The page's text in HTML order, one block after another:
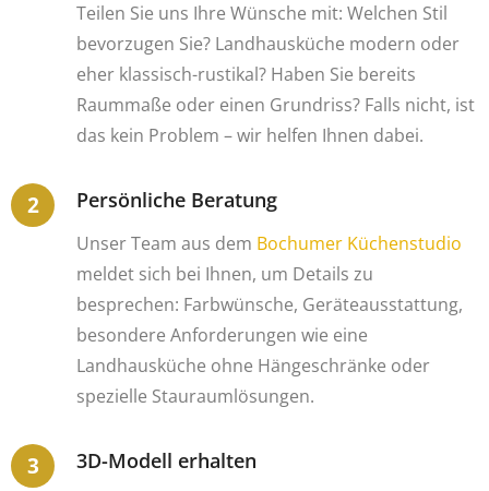
Teilen Sie uns Ihre Wünsche mit: Welchen Stil
bevorzugen Sie? Landhausküche modern oder
eher klassisch-rustikal? Haben Sie bereits
Raummaße oder einen Grundriss? Falls nicht, ist
das kein Problem – wir helfen Ihnen dabei.
Persönliche Beratung
Unser Team aus dem Bochumer Küchenstudio
meldet sich bei Ihnen, um Details zu
besprechen: Farbwünsche, Geräteausstattung,
besondere Anforderungen wie eine
Landhausküche ohne Hängeschränke oder
spezielle Stauraumlösungen.
3D-Modell erhalten